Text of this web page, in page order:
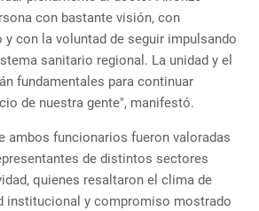
con bastante visión, con
y con la voluntad de seguir impulsando
sanitario regional. La unidad y el
fundamentales para continuar
de nuestra gente", manifestó.
ambos funcionarios fueron valoradas
de distintos sectores
quienes resaltaron el clima de
institucional y compromiso mostrado